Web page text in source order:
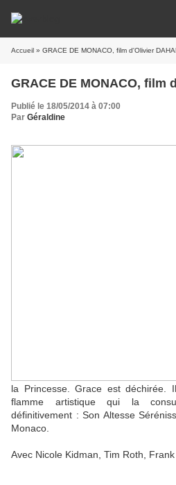
Accueil » GRACE DE MONACO, film d'Olivier
GRACE DE MONACO, film
Publié le 18/05/2014 à 07:00
Par Géraldine
la Princesse. Grace est déchirée.
flamme artistique qui la
définitivement : Son Altesse
Monaco.
Avec Nicole Kidman, Tim Roth,